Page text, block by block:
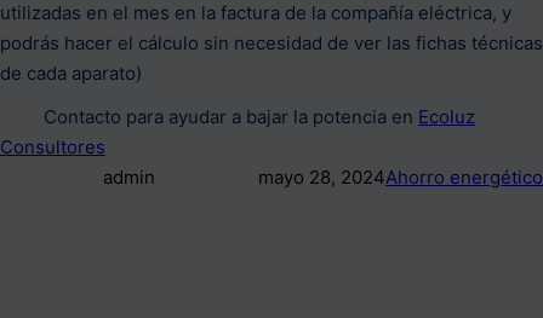
utilizadas en el mes en la factura de la compañía eléctrica, y
podrás hacer el cálculo sin necesidad de ver las fichas técnicas
de cada aparato)
Contacto para ayudar a bajar la potencia en Ecoluz
Consultores
admin
mayo 28, 2024Ahorro energético